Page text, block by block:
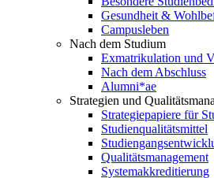
Gesundheit &
Campusleben
Nach dem Studium
Exmatrikulation und
Nach dem Abschluss
Alumni*ae
Strategien und
Strategiepapiere für
Studienqualitätsmittel
Qualitätsmanagement
Systemakkreditierung